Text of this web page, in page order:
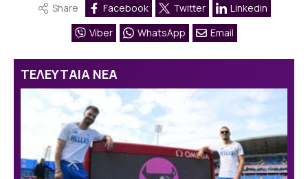
Share Facebook Twitter
Linkedin
Viber
WhatsApp Email
ΤΕΛΕΥΤΑΙΑ ΝΕΑ